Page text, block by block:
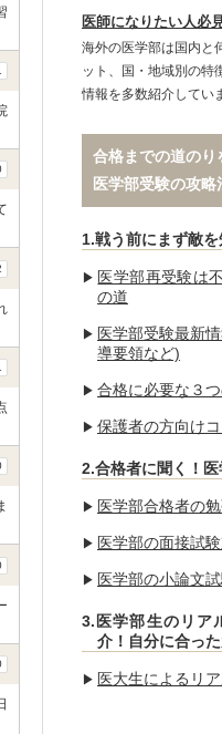
医師になりたい人必
海外の医学部は国内と
ット、国・地域別の特
情報を多数紹介してい
合格までの道のり
医学部受験の攻略
1.戦う前にまず敵
医学部再受験は
の道
医学部受験最新
導要領など)
合格に必要な３つ
保護者の方向け
2.合格者に聞く！
医学部合格者の
医学部の面接試
医学部の小論文
3.医学部生のリア
介！自分に合っ
医大生によるリ